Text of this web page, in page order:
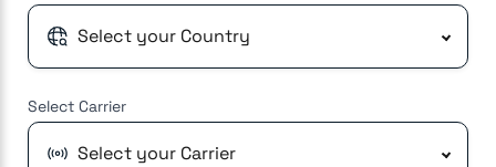
Select your Country
Select Carrier
Select your Carrier